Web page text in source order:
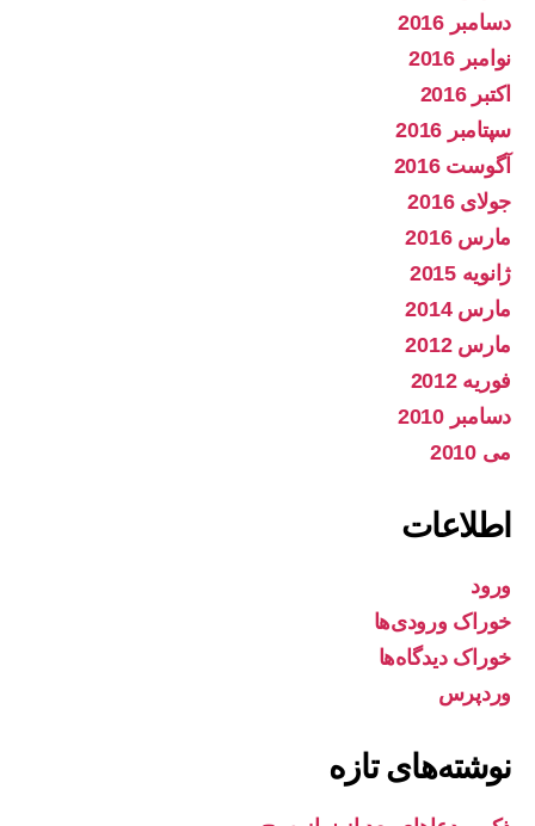
دسامبر 2016
نوامبر 2016
اکتبر 2016
سپتامبر 2016
آگوست 2016
جولای 2016
مارس 2016
ژانویه 2015
مارس 2014
مارس 2012
فوریه 2012
دسامبر 2010
می 2010
اطلاعات
ورود
خوراک ورودی‌ها
خوراک دیدگاه‌ها
وردپرس
نوشته‌های تازه